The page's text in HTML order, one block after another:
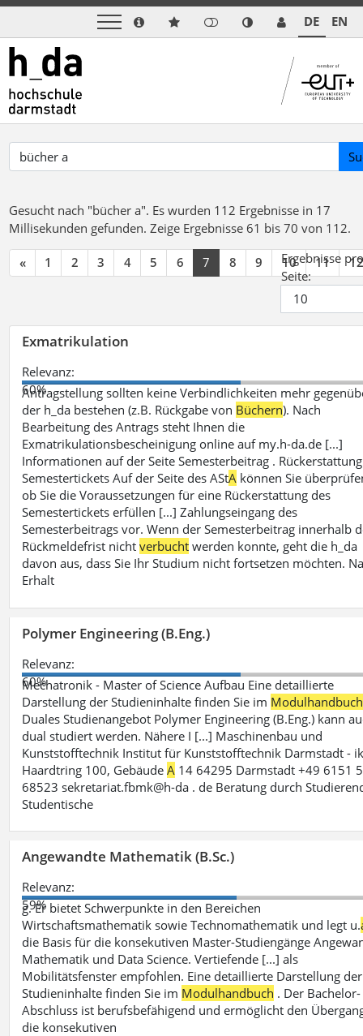
DE EN
Gesucht nach "bücher a". Es wurden 112 Ergebnisse in 17
Millisekunden gefunden.Zeige Ergebnisse 61 bis 70 von 112.
« 1 2 3 4 5 6 7 8 9 10 11 12
Ergebnisse pro
Seite:
Exmatrikulation
Relevanz:
60%
Antragstellung sollten keine Verbindlichkeiten mehr
der h_da bestehen (z.B. Rückgabe von Büchern). Nach
Bearbeitung des Antrags steht Ihnen die
Exmatrikulationsbescheinigung online auf my.h-da.de [...]
Informationen auf der Seite Semesterbeitrag .
Semestertickets Auf der Seite des AStA können Sie
ob Sie die Voraussetzungen für eine Rückerstattung des
Semestertickets erfüllen [...] Zahlungseingang des
Semesterbeitrags vor. Wenn der Semesterbeitrag innerhalb
Rückmeldefrist nichtverbucht werden konnte, geht die h_da
davon aus, dass Sie Ihr Studium nicht fortsetzen möchten.
Erhalt
Polymer Engineering (B.Eng.)
Relevanz:
60%
Mechatronik - Master of Science Aufbau Eine detaillierte
Darstellung der Studieninhalte finden Sie im Modulhandbuch
Duales Studienangebot Polymer Engineering (B.Eng.) kann
dual studiert werden. Nähere I [...] Maschinenbau und
Kunststofftechnik Institut für Kunststofftechnik Darmstadt -
Haardtring 100, GebäudeA 14 64295 Darmstadt +49 6151
68523 sekretariat.fbmk@h-da . de Beratung durch
Studentische
Angewandte Mathematik (B.Sc.)
Relevanz:
59%
g. Er bietet Schwerpunkte in den Bereichen
Wirtschaftsmathematik sowie Technomathematik und legt u.
die Basis für die konsekutiven Master-Studiengänge
Mathematik und Data Science. Vertiefende [...] als
Mobilitätsfenster empfohlen. Eine detaillierte Darstellung der
Studieninhalte finden Sie im Modulhandbuch . Der Bachelor-
Abschluss ist berufsbefähigend und ermöglicht den
die konsekutiven